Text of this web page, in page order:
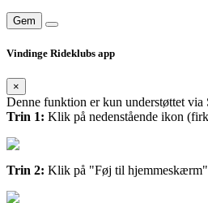
Gem
Vindinge Rideklubs app
×
Denne funktion er kun understøttet via
Trin 1: Klik på nedenstående ikon
Trin 2: Klik på "Føj til hjemmeskærm"